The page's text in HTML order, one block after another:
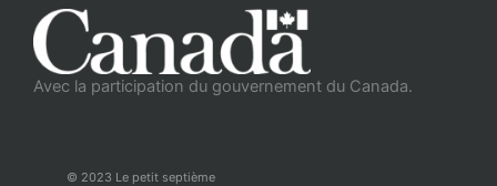
Avec la participation du gouvernement du Canada.
© 2023 Le petit septième